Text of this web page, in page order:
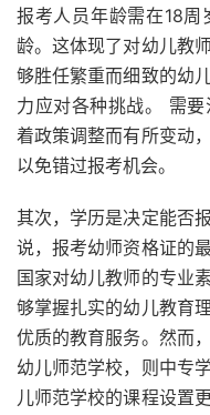
报考人员年龄需在18
龄。这体现了对幼儿教
够胜任繁重而细致的幼
力应对各种挑战。 需
着政策调整而有所变动
以免错过报考机会。
其次，学历是决定能否
说，报考幼师资格证的
国家对幼儿教师的专业
够掌握扎实的幼儿教育
优质的教育服务。然而
幼儿师范学校，则中专
儿师范学校的课程设置